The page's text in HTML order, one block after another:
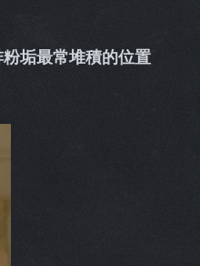
垢最常堆積的位置